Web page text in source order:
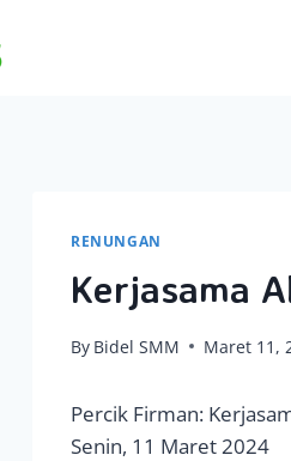
RENUNGAN
Kerjasama
By Bidel SMM Maret 11,
Percik Firman:
Senin, 11 Maret 2024